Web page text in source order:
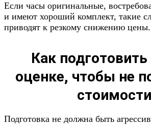
Если часы оригинальные,
и имеют хороший комплект, такие
приводят к резкому снижению цены.
Как
оценке, чтобы не
стоимости
Подготовка не должна быть